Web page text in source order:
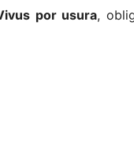
por usura,